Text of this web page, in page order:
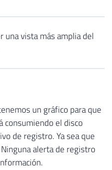
una vista más amplia del
un gráfico para que
consumiendo el disco
de registro. Ya sea que
alerta de registro